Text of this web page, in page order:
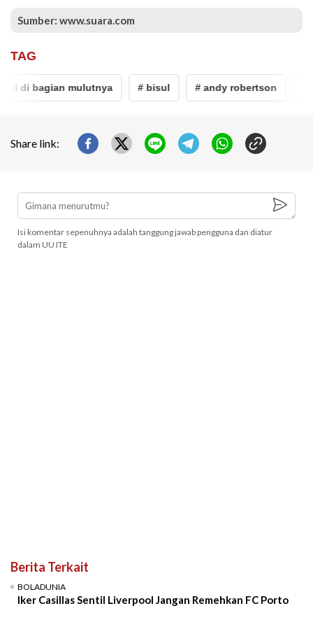
Sumber: www.suara.com
TAG
di bagian mulutnya # bisul # andy robertson
Share link:
Isi komentar sepenuhnya adalah tanggung jawab pengguna dan diatur
dalam UU ITE
Berita Terkait
BOLADUNIA
Iker Casillas Sentil Liverpool Jangan Remehkan FC Porto